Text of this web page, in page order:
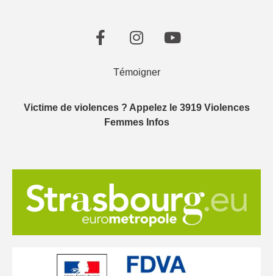
Témoigner
Victime de violences ? Appelez le 3919 Violences
Femmes Infos